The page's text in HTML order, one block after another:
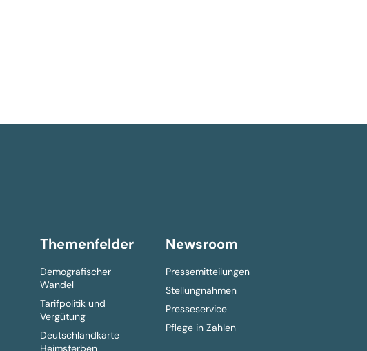
Themenfelder
Demografischer
Wandel
Tarifpolitik und
Vergütung
Deutschlandkarte
Heimsterben
Newsroom
Pressemitteilungen
Stellungnahmen
Presseservice
Pflege in Zahlen